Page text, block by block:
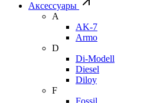
Аксессуары
A
AK-7
Armo
D
Di-Modell
Diesel
Diloy
F
Fossil